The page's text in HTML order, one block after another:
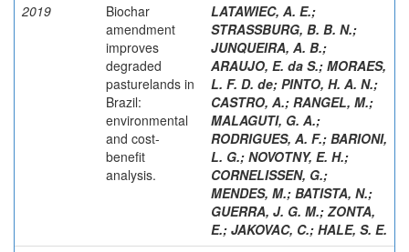
2019
Biochar
amendment
improves
degraded
pasturelands in
Brazil:
environmental
and cost-
benefit
analysis.
LATAWIEC, A. E.;
STRASSBURG, B. B. N.;
JUNQUEIRA, A. B.;
ARAUJO, E. da S.; MORAES,
L. F. D. de; PINTO, H. A. N.;
CASTRO, A.; RANGEL, M.;
MALAGUTI, G. A.;
RODRIGUES, A. F.; BARIONI,
L. G.; NOVOTNY, E. H.;
CORNELISSEN, G.;
MENDES, M.; BATISTA, N.;
GUERRA, J. G. M.; ZONTA,
E.; JAKOVAC, C.; HALE, S. E.